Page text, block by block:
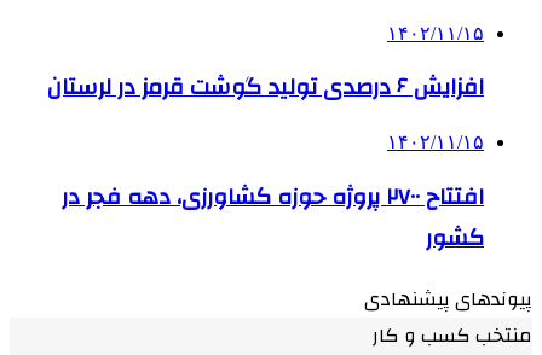
۱۴۰۲/۱۱/۱۵
افزایش ۶ درصدی تولید گوشت قرمز در لرستان
۱۴۰۲/۱۱/۱۵
افتتاح ۲۷۰۰ پروژه حوزه کشاورزی، دهه فجر در
کشور
پیوندهای پیشنهادی
منتخب کسب و کار